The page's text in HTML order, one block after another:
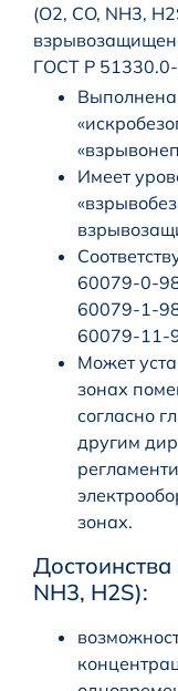
(О2, CO, NH3,
ГОСТ Р
Имеет
60079-0-
60079-1-
60079-11-
Может
зонах
согласно
другим
зонах.
NH3, H2S):